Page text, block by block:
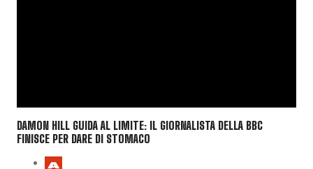
DAMON HILL GUIDA AL LIMITE: IL GIORNALISTA DELLA BBC
FINISCE PER DARE DI STOMACO